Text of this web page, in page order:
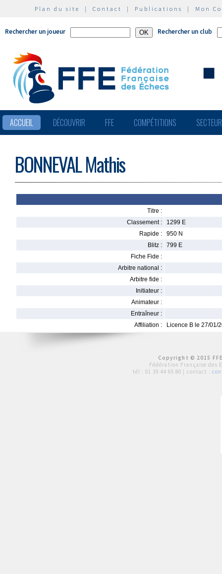
Plan du site | Contact | Publications | Mon
Rechercher un joueur Rechercher un club
ACCUEIL DÉCOUVRIR FFE COMPÉTITIONS
BONNEVAL Mathis
Titre :
Classement :
1299 E
Rapide :
950 N
Blitz :
799 E
Fiche Fide :
Arbitre national :
Arbitre fide :
Initiateur :
Animateur :
Entraîneur :
Affiliation :
Licence B le 27/01/
Copyright © 2015
Fédération Française des
tél : 01 39 44 65 80 | contact :